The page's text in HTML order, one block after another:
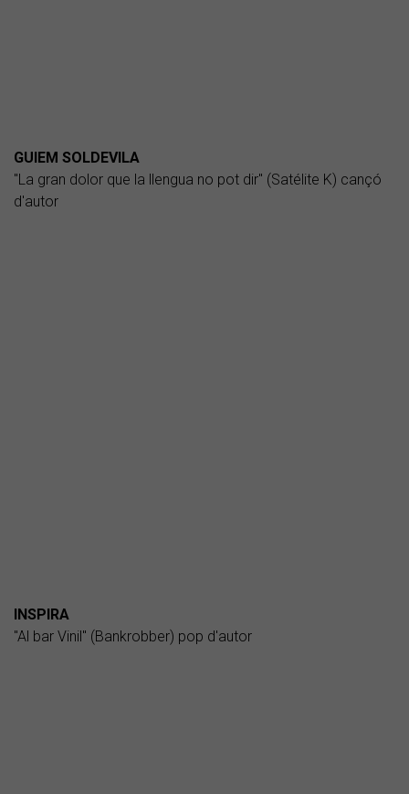
GUIEM SOLDEVILA
"La gran dolor que la llengua no pot dir" (Satélite K) cançó
d'autor
INSPIRA
"Al bar Vinil" (Bankrobber) pop d'autor